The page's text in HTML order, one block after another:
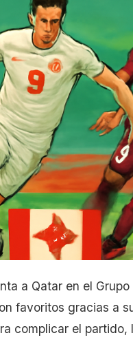
a Qatar en el
favoritos gracias a
complicar el